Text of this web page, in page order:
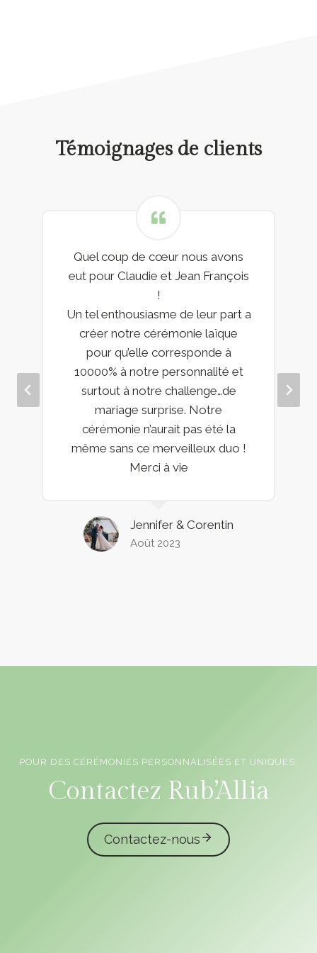
Témoignages de clients
Quel coup de cœur nous avons
eut pour Claudie et Jean François
!
Un tel enthousiasme de leur part a
créer notre cérémonie laïque
pour qu’elle corresponde à
10000% à notre personnalité et
surtout à notre challenge…de
mariage surprise. Notre
cérémonie n’aurait pas été la
même sans ce merveilleux duo !
Merci à vie
Jennifer & Corentin
Août 2023
POUR DES CÉRÉMONIES PERSONNALISÉES ET UNIQUES,
Contactez Rub’Allia
Contactez-nous